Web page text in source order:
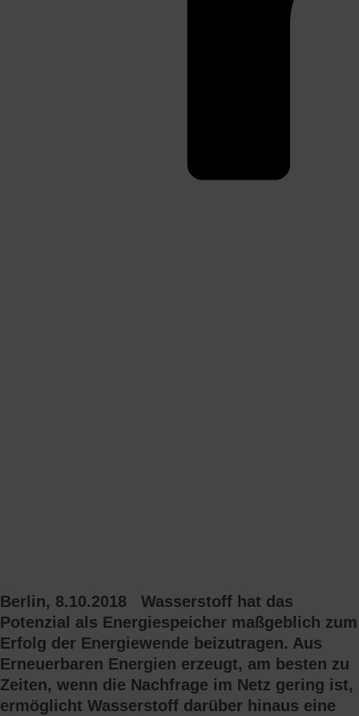
Berlin, 8.10.2018
Wasserstoff hat das
Potenzial als Energiespeicher maßgeblich zum
Erfolg der Energiewende beizutragen. Aus
Erneuerbaren Energien erzeugt, am besten zu
Zeiten, wenn die Nachfrage im Netz gering ist,
ermöglicht Wasserstoff darüber hinaus eine